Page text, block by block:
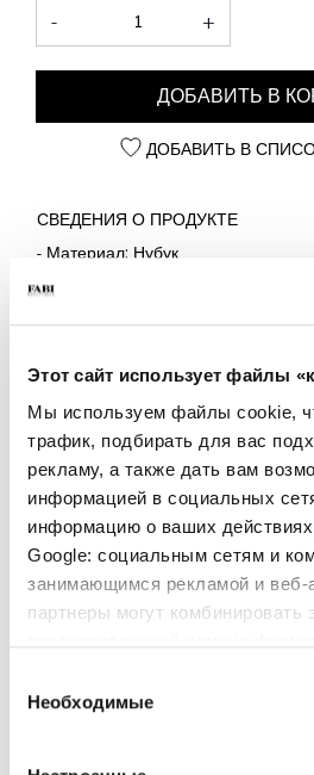
Этот сайт использует файлы
Мы используем файлы cookie,
трафик, подбирать для вас
рекламу, а также дать вам
информацией в социальных
информацию о ваших действиях
Google: социальным сетям и
занимающимся рекламой и веб-
партнеры могут комбинировать
вами их сервисов.
согласия
Необходимые
+
-
ДОБАВИТЬ В
ДОБАВИТЬ В
СВЕДЕНИЯ О ПРОДУКТЕ
- Материал: Нубук
- Подошва: Резина
- Сделано в Италии
- Цвет: Бежевый
ПОЧЕМУ ОН ОСОБЕННЫЙ?
ПРЕМИАЛЬНЫЕ
МАТЕРИАЛЫ
СДЕЛАНО В